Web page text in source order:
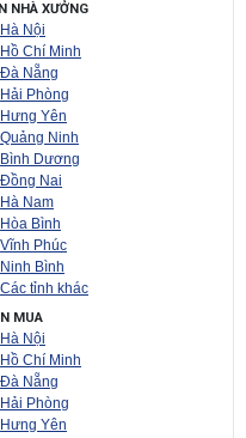
NHÀ XƯỞNG
Hà Nội
Hồ Chí Minh
Đà Nẵng
Hải Phòng
Hưng Yên
Quảng Ninh
Bình Dương
Đồng Nai
Hà Nam
Hòa Bình
Vĩnh Phúc
Ninh Bình
Các tỉnh khác
MUA
Hà Nội
Hồ Chí Minh
Đà Nẵng
Hải Phòng
Hưng Yên